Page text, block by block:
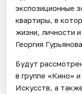
экспозиционные
квартиры, в
жизни, личности
Георгия
Будут
в группе «Кино»
Искусств, а